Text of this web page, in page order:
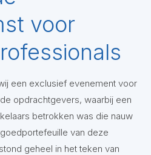
voor
een exclusief evenement voor
opdrachtgevers, waarbij een
betrokken was die nauw
van deze
geheel in het teken van